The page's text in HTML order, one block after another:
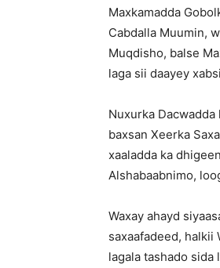
Maxkamadda
Cabdalla Muumin,
Muqdisho, balse
laga sii daayey
Nuxurka
baxsan Xeerka
xaaladda ka
Alshabaabnimo,
Waxay ahayd
saxaafadeed, halkii
lagala tashado sida